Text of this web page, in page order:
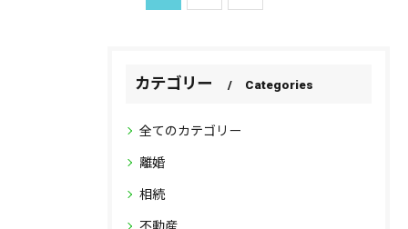
カテゴリー Categories
全てのカテゴリー
離婚
相続